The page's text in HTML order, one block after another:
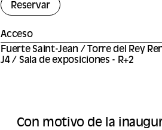
Reservar
Acceso
Fuerte Saint-Jean / Torre del Rey
J4 / Sala de exposiciones - R+2
Con motivo de la